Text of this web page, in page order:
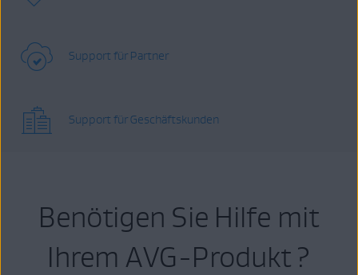
Support für Partner
Support für Geschäftskunden
Benötigen Sie Hilfe mit
Ihrem AVG-Produkt ?